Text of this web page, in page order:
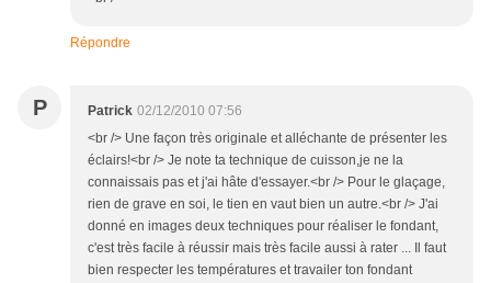
Répondre
P Patrick 02/12/2010 07:56
<br /> Une façon très originale et alléchante de présenter les
éclairs!<br /> Je note ta technique de cuisson,je ne la
connaissais pas et j'ai hâte d'essayer.<br /> Pour le glaçage,
rien de grave en soi, le tien en vaut bien un autre.<br /> J'ai
donné en images deux techniques pour réaliser le fondant,
c'est très facile à réussir mais très facile aussi à rater ... Il faut
bien respecter les températures et travailer ton fondant